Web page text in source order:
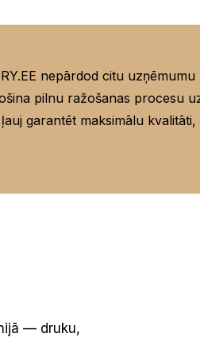
nepārdod citu
pilnu ražošanas procesu
garantēt maksimālu
— druku,